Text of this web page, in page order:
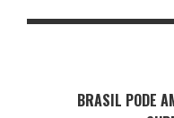
BRASIL PODE